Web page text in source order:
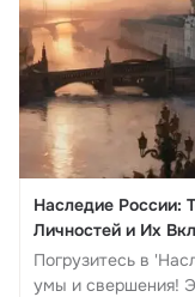
Наследие России:
Личностей и Их
Погрузитесь в
умы и свершения!